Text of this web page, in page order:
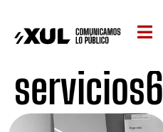
servicios6